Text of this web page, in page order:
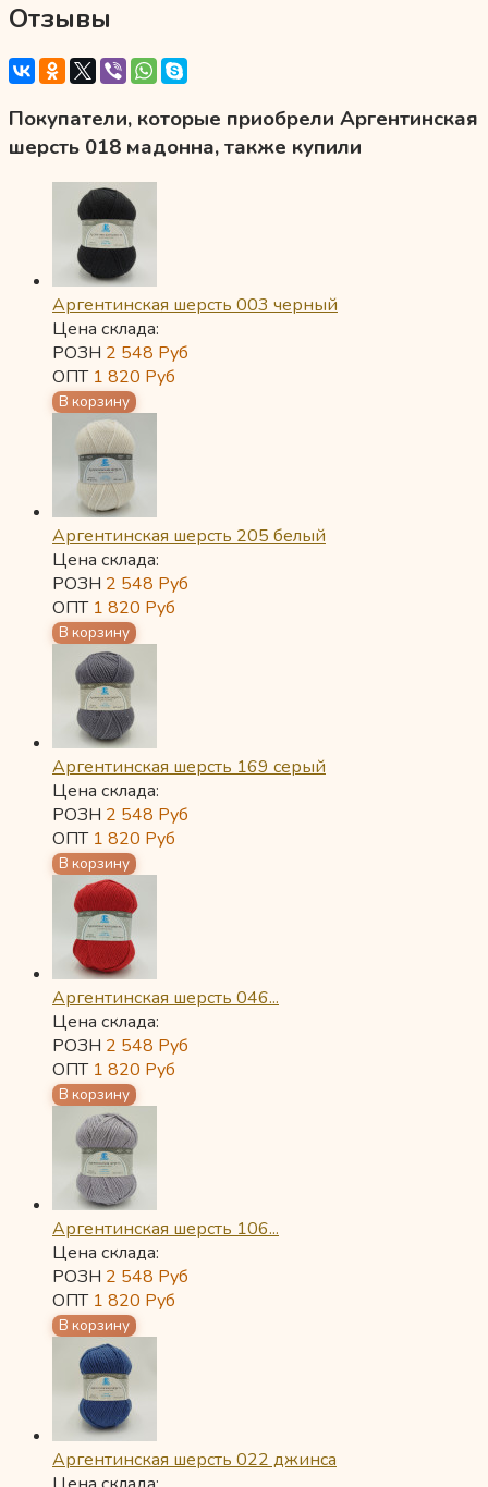
Отзывы
Покупатели, которые приобрели Аргентинская
шерсть 018 мадонна, также купили
Аргентинская шерсть 003 черный
Цена склада:
РОЗН 2 548 Руб
ОПТ 1 820 Руб
Аргентинская шерсть 205 белый
Цена склада:
РОЗН 2 548 Руб
ОПТ 1 820 Руб
Аргентинская шерсть 169 серый
Цена склада:
РОЗН 2 548 Руб
ОПТ 1 820 Руб
Аргентинская шерсть 046...
Цена склада:
РОЗН 2 548 Руб
ОПТ 1 820 Руб
Аргентинская шерсть 106...
Цена склада:
РОЗН 2 548 Руб
ОПТ 1 820 Руб
Аргентинская шерсть 022 джинса